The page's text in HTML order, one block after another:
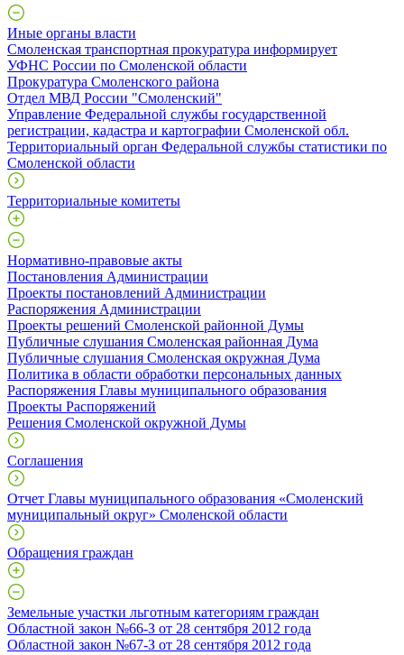
Иные органы власти
Смоленская транспортная прокуратура информирует
УФНС России по Смоленской области
Прокуратура Смоленского района
Отдел МВД России "Смоленский"
Управление Федеральной службы государственной
регистрации, кадастра и картографии Смоленской обл.
Территориальный орган Федеральной службы статистики по
Смоленской области
Территориальные комитеты
Нормативно-правовые акты
Постановления Администрации
Проекты постановлений Администрации
Распоряжения Администрации
Проекты решений Смоленской районной Думы
Публичные слушания Смоленская районная Дума
Публичные слушания Смоленская окружная Дума
Политика в области обработки персональных данных
Распоряжения Главы муниципального образования
Проекты Распоряжений
Решения Смоленской окружной Думы
Соглашения
Отчет Главы муниципального образования «Смоленский
муниципальный округ» Смоленской области
Обращения граждан
Земельные участки льготным категориям граждан
Областной закон №66-З от 28 сентября 2012 года
Областной закон №67-З от 28 сентября 2012 года